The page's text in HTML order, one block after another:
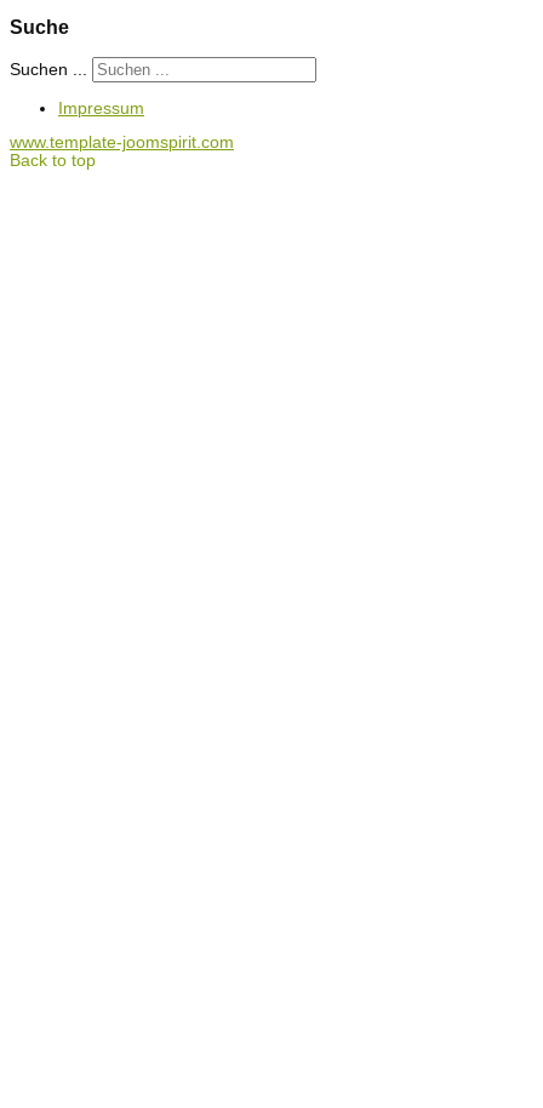
Suche
Suchen ...
Impressum
www.template-joomspirit.com
Back to top